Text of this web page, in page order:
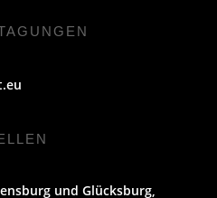
und Glücksburg,